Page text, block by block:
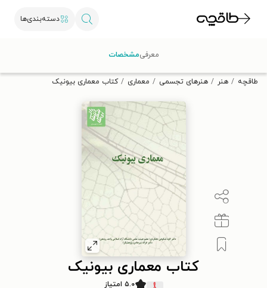
دسته‌بندی‌ها
تخفیف از طاقچه دریافت کن.
طاقچه هنر هنرهای تجسمی معماری کتاب معماری بیونیک
کتاب معماری بیونیک
۵.۰ امتیاز
معرفیمشخصات